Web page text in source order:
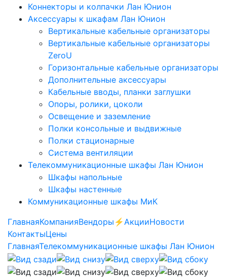
Коннекторы и колпачки Лан Юнион
Аксессуары к шкафам Лан Юнион
Вертикальные кабельные организаторы
Вертикальные кабельные организаторы
ZeroU
Горизонтальные кабельные организаторы
Дополнительные аксессуары
Кабельные вводы, планки заглушки
Опоры, ролики, цоколи
Освещение и заземление
Полки консольные и выдвижные
Полки стационарные
Система вентиляции
Телекоммуникационные шкафы Лан Юнион
Шкафы напольные
Шкафы настенные
Коммуникационные шкафы МиК
ГлавнаяКомпанияВендоры ⚡️АкцииНовости
КонтактыЦены
ГлавнаяТелекоммуникационные шкафы Лан Юнион